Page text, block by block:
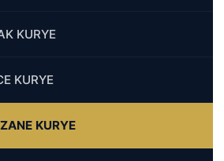
KURYE
KURYE
KURYE